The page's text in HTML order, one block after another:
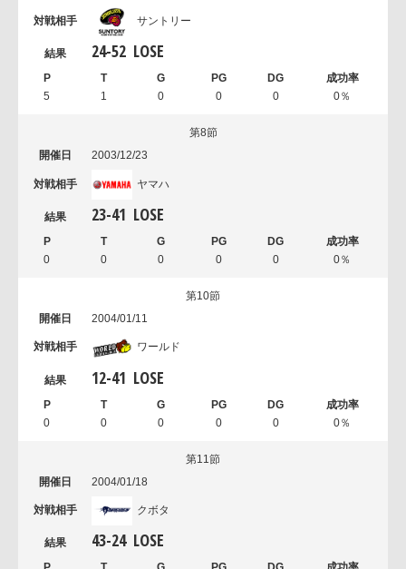
サントリー
24-52 LOSE
5 1 0 0 0 0％
第8節
2003/12/23
ヤマハ
23-41 LOSE
0 0 0 0 0 0％
第10節
2004/01/11
ワールド
12-41 LOSE
0 0 0 0 0 0％
第11節
2004/01/18
クボタ
43-24 LOSE